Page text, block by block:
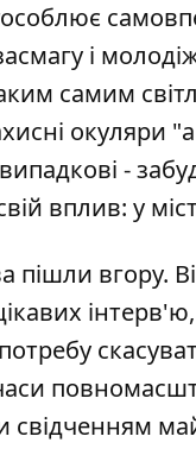
і
самим
окуляри "a
-
вплив: у
вгору.
інтерв'ю,